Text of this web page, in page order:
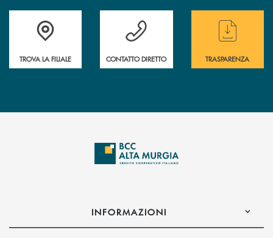
Accedi all' elenco completo delle filiali
TROVA LA FILIALE
Hai bisogno di assistenza immediata ?
CONTATTO DIRETTO
Hai bisogno di
TRASPARENZA
INFORMAZIONI